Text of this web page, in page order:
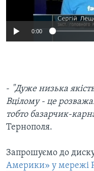
0:00
- "Дуже низька
Вцілому - це
тобто базарчик-
Тернополя.
Запрошуємо до
Америки» у мережі